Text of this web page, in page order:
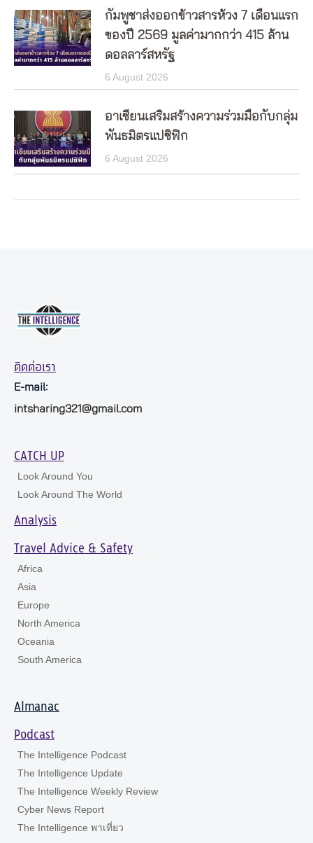
กัมพูชาส่งออกข้าวสารห้วง 7 เดือนแรก
ของปี 2569 มูลค่ามากกว่า 415 ล้าน
ดอลลาร์สหรัฐ
6 August 2026
อาเซียนเสริมสร้างความร่วมมือกับกลุ่ม
พันธมิตรแปซิฟิก
6 August 2026
ติดต่อเรา
E-mail:
intsharing321@gmail.com
CATCH UP
Look Around You
Look Around The World
Analysis
Travel Advice & Safety
Africa
Asia
Europe
North America
Oceania
South America
Almanac
Podcast
The Intelligence Podcast
The Intelligence Update
The Intelligence Weekly Review
Cyber News Report
The Intelligence พาเที่ยว